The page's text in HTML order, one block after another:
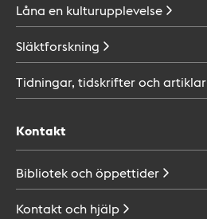
Låna en kulturupplevelse
Släktforskning
Tidningar, tidskrifter ochartiklar
Kontakt
Bibliotek ochöppettider
Kontakt och hjälp